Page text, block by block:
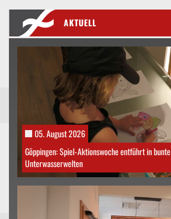
AKTUELL
05. August 2026
Göppingen: Spiel-Aktionswoche entführt in bunte
Unterwasserwelten